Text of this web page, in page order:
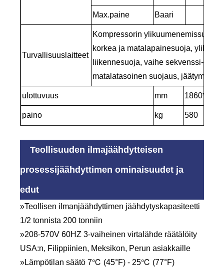
Max.paine Baari
Turvallisuuslaitteet
Kompressorin ylikuumenemissuoja,
korkea ja matalapainesuoja,
liikennesuoja, vaihe sekvenssi-/
matalatasoinen suojaus,
ulottuvuus mm
paino kg 580
Teollisuuden ilmajäähdytteisen
prosessijäähdyttimen ominaisuudet ja
edut
»Teollisen ilmanjäähdyttimen jäähdytyskapasiteetti
1/2 tonnista 200 tonniin
»208-570V 60HZ 3-vaiheinen virtalähde räätälöity
USA:n, Filippiinien, Meksikon, Perun asiakkaille
»Lämpötilan säätö 7℃ (45°F) - 25℃ (77°F)